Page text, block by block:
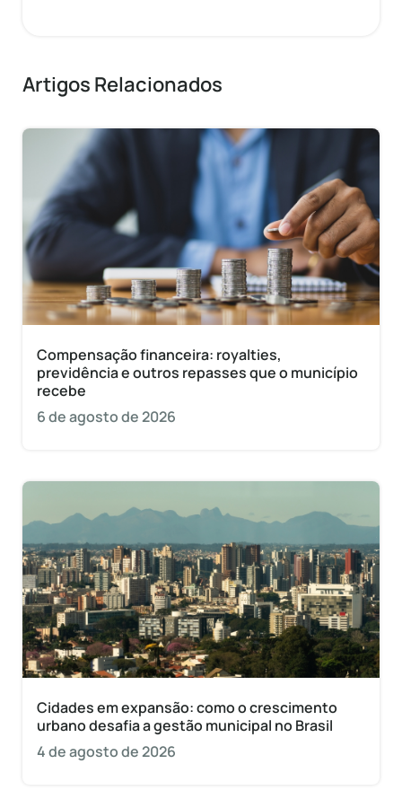
Artigos Relacionados
Compensação financeira: royalties,
previdência e outros repasses que o município
recebe
6 de agosto de 2026
Cidades em expansão: como o crescimento
urbano desafia a gestão municipal no Brasil
4 de agosto de 2026